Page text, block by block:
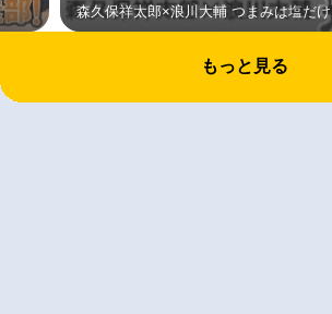
森久保祥太郎×浪川大輔 つまみは塩だけ
もっと見る